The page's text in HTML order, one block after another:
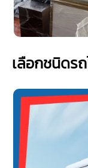
เลือกชนิดร